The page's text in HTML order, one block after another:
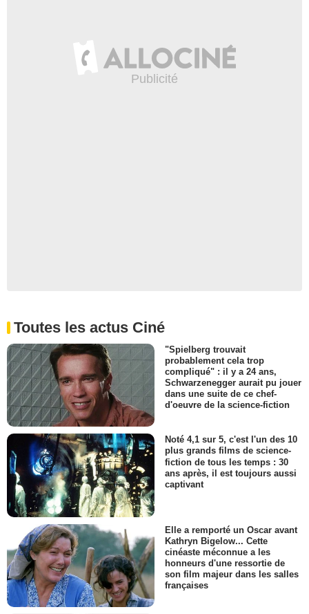
Toutes les actus Ciné
"Spielberg trouvait
probablement cela trop
compliqué" : il y a 24 ans,
Schwarzenegger aurait pu jouer
dans une suite de ce chef-
d'oeuvre de la science-fiction
Noté 4,1 sur 5, c'est l'un des 10
plus grands films de science-
fiction de tous les temps : 30
ans après, il est toujours aussi
captivant
Elle a remporté un Oscar avant
Kathryn Bigelow... Cette
cinéaste méconnue a les
honneurs d'une ressortie de
son film majeur dans les salles
françaises